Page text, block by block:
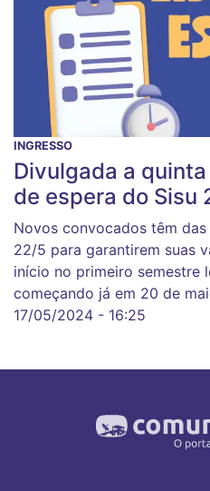
INGRESSO
Divulgada a
de espera do Sisu
Novos convocados têm
22/5 para garantirem suas
início no primeiro semestre
começando já em 20 de
17/05/2024 - 16:25